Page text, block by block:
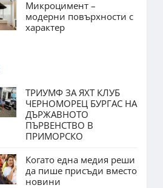
Микроцимент –
модерни повърхности с
характер
ТРИУМФ ЗА ЯХТ КЛУБ
ЧЕРНОМОРЕЦ БУРГАС НА
ДЪРЖАВНОТО
ПЪРВЕНСТВО В
ПРИМОРСКО
Когато една медия реши
да пише присъди вместо
новини